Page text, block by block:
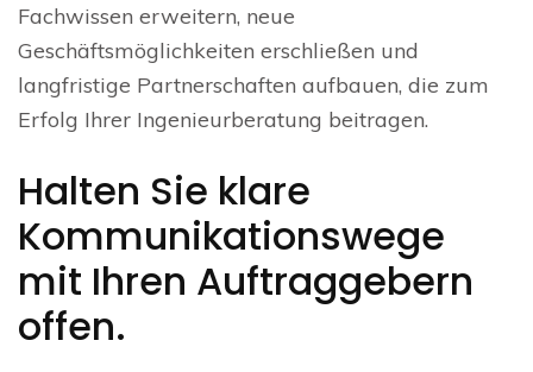
Fachwissen erweitern, neue
Geschäftsmöglichkeiten erschließen und
langfristige Partnerschaften aufbauen, die zum
Erfolg Ihrer Ingenieurberatung beitragen.
Halten Sie klare
Kommunikationswege
mit Ihren Auftraggebern
offen.